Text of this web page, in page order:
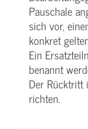
Pauschale
sich vor,
konkret
Ein
benannt
Der Rücktritt
richten.